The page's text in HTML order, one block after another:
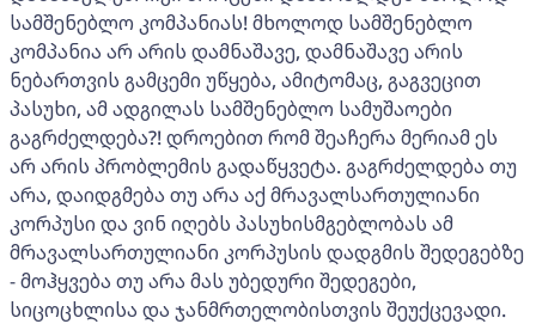
სამშენებლო კომპანიას! მხოლოდ სამშენებლო
კომპანია არ არის დამნაშავე, დამნაშავე არის
ნებართვის გამცემი უწყება, ამიტომაც, გაგვეცით
პასუხი, ამ ადგილას სამშენებლო სამუშაოები
გაგრძელდება?! დროებით რომ შეაჩერა მერიამ ეს
არ არის პრობლემის გადაწყვეტა. გაგრძელდება თუ
არა, დაიდგმება თუ არა აქ მრავალსართულიანი
კორპუსი და ვინ იღებს პასუხისმგებლობას ამ
მრავალსართულიანი კორპუსის დადგმის შედეგებზე
- მოჰყვება თუ არა მას უბედური შედეგები,
სიცოცხლისა და ჯანმრთელობისთვის შეუქცევადი.